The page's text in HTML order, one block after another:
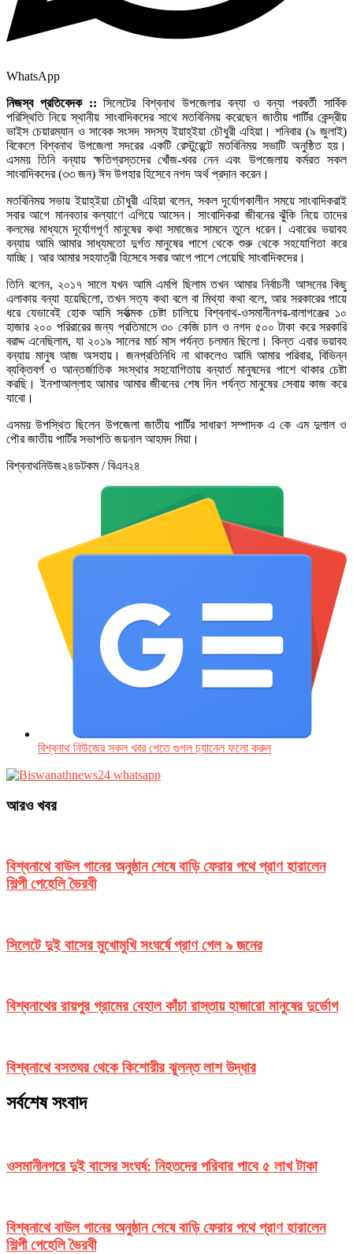
WhatsApp
নিজস্ব প্রতিবেদক ::সিলেটের বিশ্বনাথ উপজেলার বন্যা ও বন্যা পরবর্তী সার্বিক
পরিস্থিতি নিয়ে স্থানীয় সাংবাদিকদের সাথে মতবিনিময় করেছেন জাতীয় পার্টির কেন্দ্রীয়
ভাইস চেয়ারম্যান ও সাবেক সংসদ সদস্য ইয়াহ্ইয়া চৌধুরী এহিয়া। শনিবার (৯ জুলাই)
বিকেলে বিশ্বনাথ উপজেলা সদরের একটি রেস্টুরেন্টে মতবিনিময় সভাটি অনুষ্ঠিত হয়।
এসময় তিনি বন্যায় ক্ষতিগ্রস্তদের খোঁজ-খবর নেন এবং উপজেলায় কর্মরত সকল
সাংবাদিকদের (৩৩ জন) ঈদ উপহার হিসেবে নগদ অর্থ প্রদান করেন।
মতবিনিময় সভায় ইয়াহ্ইয়া চৌধুরী এহিয়া বলেন, সকল দূর্যোগকালীন সময়ে সাংবাদিকরাই
সবার আগে মানবতার কল্যাণে এগিয়ে আসেন। সাংবাদিকরা জীবনের ঝুঁকি নিয়ে তাদের
কলমের মাধ্যমে দূর্যোগপূর্ণ মানুষের কথা সমাজের সামনে তুলে ধরেন। এবারের ভয়াবহ
বন্যায় আমি আমার সাধ্যমতো দুর্গত মানুষের পাশে থেকে শুরু থেকে সহযোগিতা করে
যাচ্ছি। আর আমার সহযাত্রী হিসেবে সবার আগে পাশে পেয়েছি সাংবাদিকদের।
তিনি বলেন, ২০১৭ সালে যখন আমি এমপি ছিলাম তখন আমার নির্বাচনী আসনের কিছু
এলাকায় বন্যা হয়েছিলো, তখন সত্য কথা বলে বা মিথ্যা কথা বলে, আর সরকারের পায়ে
ধরে যেভাবেই হোক আমি সর্বাত্মক চেষ্টা চালিয়ে বিশ্বনাথ-ওসমানীনগর-বালাগঞ্জের ১০
হাজার ২০০ পরিরারের জন্য প্রতিমাসে ৩০ কেজি চাল ও নগদ ৫০০ টাকা করে সরকারি
বরাদ্দ এনেছিলাম, যা ২০১৯ সালের মার্চ মাস পর্যন্ত চলমান ছিলো। কিন্ত এবার ভয়াবহ
বন্যায় মানুষ আজ অসহায়। জনপ্রতিনিধি না থাকলেও আমি আমার পরিবার, বিভিন্ন
ব্যক্তিবর্গ ও আন্তর্জাতিক সংস্থার সহযোগিতায় বন্যার্ত মানুষদের পাশে থাকার চেষ্টা
করছি। ইনশাআল্লাহ আমার আমার জীবনের শেষ দিন পর্যন্ত মানুষের সেবায় কাজ করে
যাবো।
এসময় উপস্থিত ছিলেন উপজেলা জাতীয় পার্টির সাধারণ সম্পাদক এ কে এম দুলাল ও
পৌর জাতীয় পার্টির সভাপতি জয়নাল আহমদ মিয়া।
বিশ্বনাথনিউজ২৪ডটকম / বিএন২৪
বিশ্বনাথ নিউজের সকল খবর পেতে গুগল চ‌্যানেল ফলো করুন
আরও খবর
বিশ্বনাথে বাউল গানের অনুষ্ঠান শেষে বাড়ি ফেরার পথে প্রাণ হারালেন
শিল্পী পেহেলি ভৈরবী
সিলেটে দুই বাসের মুখোমুখি সংঘর্ষে প্রাণ গেল ৯ জনের
বিশ্বনাথের রায়পুর গ্রামের বেহাল কাঁচা রাস্তায় হাজারো মানুষের দুর্ভোগ
বিশ্বনাথে বসতঘর থেকে কিশোরীর ঝুলন্ত লাশ উদ্ধার
সর্বশেষ সংবাদ
ওসমানীনগরে দুই বাসের সংঘর্ষ: নিহতদের পরিবার পাবে ৫ লাখ টাকা
বিশ্বনাথে বাউল গানের অনুষ্ঠান শেষে বাড়ি ফেরার পথে প্রাণ হারালেন
শিল্পী পেহেলি ভৈরবী